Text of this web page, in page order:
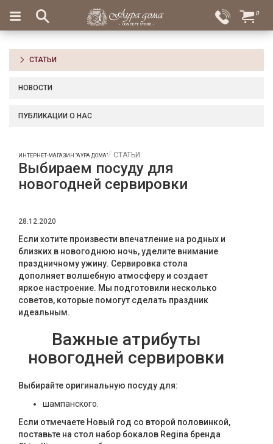
Вход
Избранное
×
Салоны
Доставка
Оплата
для
Бар
хрусталь
Сервировка
Столовые
приборы
Текстиль
Фарфор
Бренды
0
СТАТЬИ
НОВОСТИ
ПУБЛИКАЦИИ О НАС
ИНТЕРНЕТ-МАГАЗИН "АУРА ДОМА" СТАТЬИ
Выбираем посуду для
новогодней сервировки
28.12.2020
Если хотите произвести впечатление на родных и
близких в новогоднюю ночь, уделите внимание
праздничному ужину. Сервировка стола
дополняет волшебную атмосферу и создает
яркое настроение. Мы подготовили несколько
советов, которые помогут сделать праздник
идеальным.
Важные атрибуты
новогодней сервировки
Выбирайте оригинальную посуду для:
шампанского.
Если отмечаете Новый год со второй половинкой,
поставьте на стол набор бокалов Regina бренда